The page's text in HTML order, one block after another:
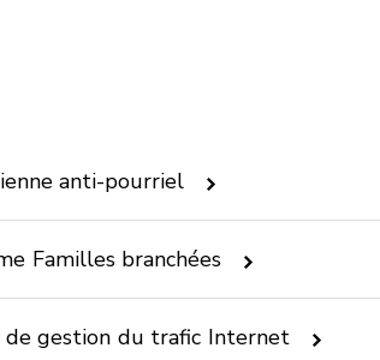
anti-pourriel
Familles branchées
gestion du trafic Internet